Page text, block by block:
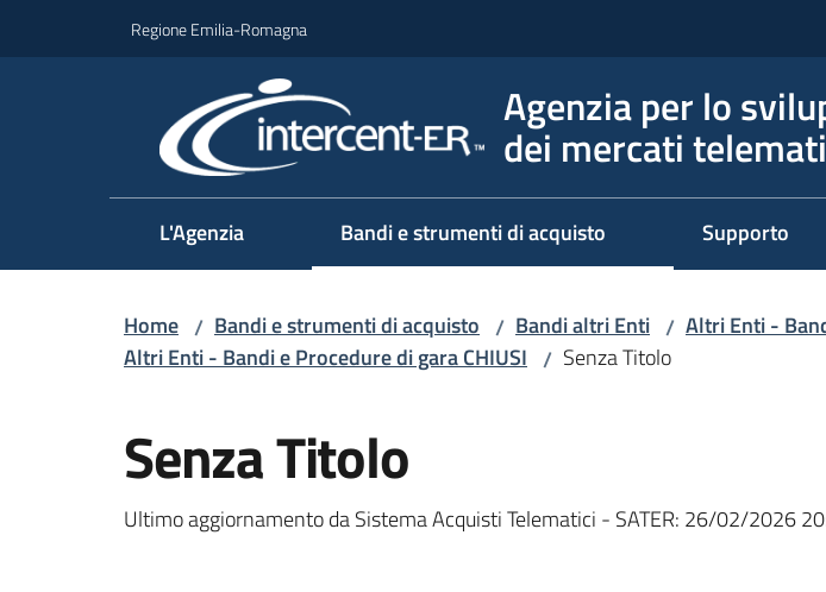
Regione Emilia-Romagna
Agenzia per lo
dei mercati
L'Agenzia Bandi e strumenti di acquisto Supporto
Home / Bandi e strumenti di acquisto / Bandi altri Enti / Altri Enti -
Altri Enti - Bandi e Procedure di gara CHIUSI / Senza Titolo
Senza Titolo
Ultimo aggiornamento da Sistema Acquisti Telematici - SATER: 26/02/2026